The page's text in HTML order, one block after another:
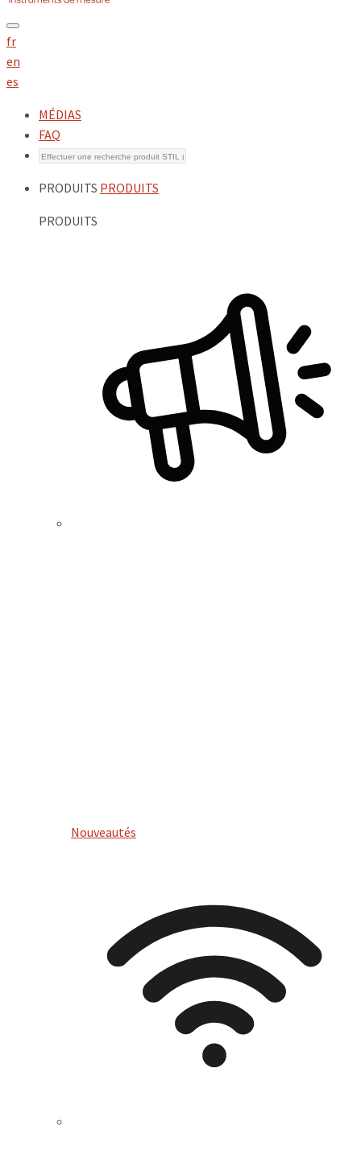
fr
en
es
MÉDIAS
FAQ
PRODUITS PRODUITS
PRODUITS
Nouveautés